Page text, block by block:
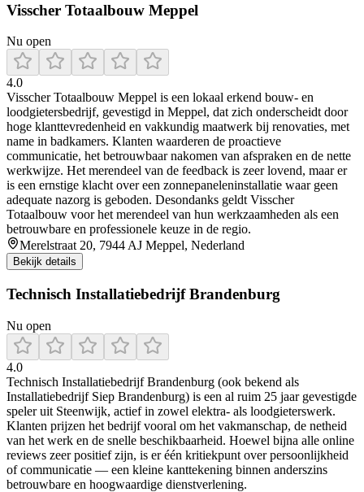
Visscher Totaalbouw Meppel
Nu open
4.0
Visscher Totaalbouw Meppel is een lokaal erkend bouw- en
loodgietersbedrijf, gevestigd in Meppel, dat zich onderscheidt door
hoge klanttevredenheid en vakkundig maatwerk bij renovaties, met
name in badkamers. Klanten waarderen de proactieve
communicatie, het betrouwbaar nakomen van afspraken en de nette
werkwijze. Het merendeel van de feedback is zeer lovend, maar er
is een ernstige klacht over een zonnepaneleninstallatie waar geen
adequate nazorg is geboden. Desondanks geldt Visscher
Totaalbouw voor het merendeel van hun werkzaamheden als een
betrouwbare en professionele keuze in de regio.
Merelstraat 20, 7944 AJ Meppel, Nederland
Bekijk details
Technisch Installatiebedrijf Brandenburg
Nu open
4.0
Technisch Installatiebedrijf Brandenburg (ook bekend als
Installatiebedrijf Siep Brandenburg) is een al ruim 25 jaar gevestigde
speler uit Steenwijk, actief in zowel elektra- als loodgieterswerk.
Klanten prijzen het bedrijf vooral om het vakmanschap, de netheid
van het werk en de snelle beschikbaarheid. Hoewel bijna alle online
reviews zeer positief zijn, is er één kritiekpunt over persoonlijkheid
of communicatie — een kleine kanttekening binnen anderszins
betrouwbare en hoogwaardige dienstverlening.